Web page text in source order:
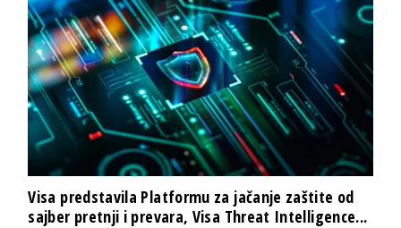
Visa predstavila Platformu za jačanje zaštite od
sajber pretnji i prevara, Visa Threat Intelligence...